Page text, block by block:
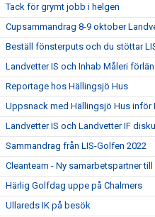
Tack för grymt jobb i helgen
Cupsammandrag 8-9 oktober
Beställ fönsterputs och du stöttar
Landvetter IS och Inhab Måleri
Reportage hos Hällingsjö Hus
Uppsnack med Hällingsjö Hus inför
Landvetter IS och Landvetter IF
Sammandrag från LIS-Golfen 2022
Cleanteam - Ny samarbetspartner till
Härlig Golfdag uppe på Chalmers
Ullareds IK på besök